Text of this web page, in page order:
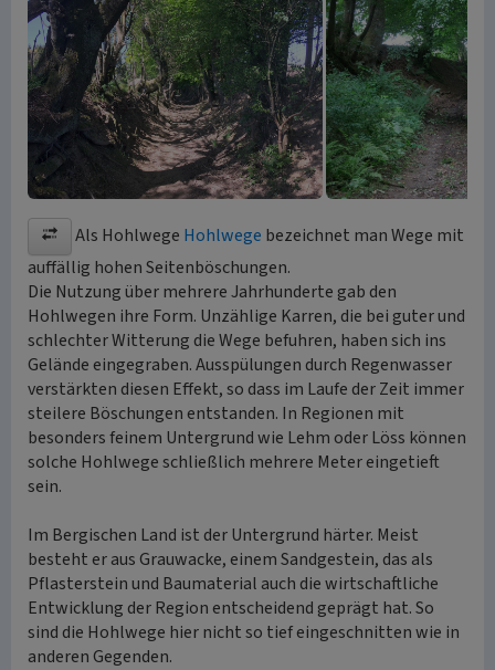
Als Hohlwege Hohlwege bezeichnet man Wege mit
auffällig hohen Seitenböschungen.
Die Nutzung über mehrere Jahrhunderte gab den
Hohlwegen ihre Form. Unzählige Karren, die bei guter und
schlechter Witterung die Wege befuhren, haben sich ins
Gelände eingegraben. Ausspülungen durch Regenwasser
verstärkten diesen Effekt, so dass im Laufe der Zeit immer
steilere Böschungen entstanden. In Regionen mit
besonders feinem Untergrund wie Lehm oder Löss können
solche Hohlwege schließlich mehrere Meter eingetieft
sein.
Im Bergischen Land ist der Untergrund härter. Meist
besteht er aus Grauwacke, einem Sandgestein, das als
Pflasterstein und Baumaterial auch die wirtschaftliche
Entwicklung der Region entscheidend geprägt hat. So
sind die Hohlwege hier nicht so tief eingeschnitten wie in
anderen Gegenden.